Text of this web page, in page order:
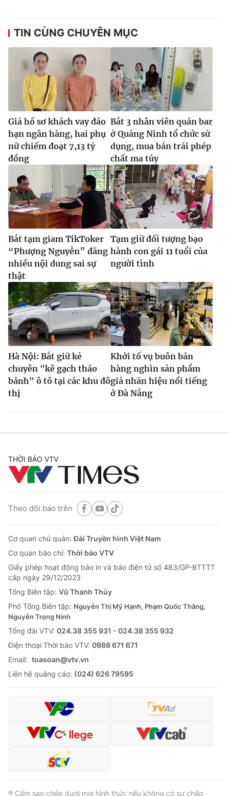
® Cấm sao chép dưới mọi hình thức nếu không có sự chấp
thuận bằng văn bản. Ghi rõ nguồn VTV.vn khi phát hành lại
thông tin từ website này.
TIN CÙNG CHUYÊN MỤC
Giả hồ sơ khách vay đáo
hạn ngân hàng, hai phụ
nữ chiếm đoạt 7,13 tỷ
đồng
Bắt 3 nhân viên quán bar
ở Quảng Ninh tổ chức sử
dụng, mua bán trái phép
chất ma túy
Bắt tạm giam TikToker
“Phượng Nguyễn” đăng
nhiều nội dung sai sự
thật
Tạm giữ đối tượng bạo
hành con gái 11 tuổi của
người tình
Hà Nội: Bắt giữ kẻ
chuyên "kê gạch tháo
bánh" ô tô tại các khu đô
thị
Khởi tố vụ buôn bán
hàng nghìn sản phẩm
giả nhãn hiệu nổi tiếng
ở Đà Nẵng
THỜI BÁO VTV
Theo dõi báo trên
Cơ quan chủ quản:Đài Truyền hình Việt Nam
Cơ quan báo chí: Thời báo VTV
Giấy phép hoạt động báo in và báo điện tử số 483/GP-BTTTT
cấp ngày 29/12/2023
Tổng Biên tập: Vũ Thanh Thủy
Phó Tổng Biên tập: Nguyễn Thị Mỹ Hạnh, Phạm Quốc Thắng,
Nguyễn Trọng Ninh
Tổng đài VTV: 024.38 355 931 - 024.38 355 932
Ðiện thoại Thời báo VTV: 0988 671 671
Email: toasoan@vtv.vn
Liên hệ quảng cáo: (024) 626 79595
® Cấm sao chép dưới mọi hình thức nếu không có sự chấp